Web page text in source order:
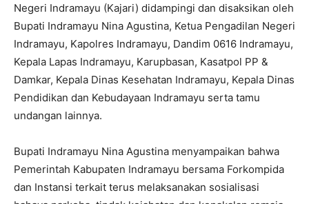
Negeri Indramayu (Kajari) didampingi dan disaksikan oleh
Bupati Indramayu Nina Agustina, Ketua Pengadilan Negeri
Indramayu, Kapolres Indramayu, Dandim 0616 Indramayu,
Kepala Lapas Indramayu, Karupbasan, Kasatpol PP &
Damkar, Kepala Dinas Kesehatan Indramayu, Kepala Dinas
Pendidikan dan Kebudayaan Indramayu serta tamu
undangan lainnya.
Bupati Indramayu Nina Agustina menyampaikan bahwa
Pemerintah Kabupaten Indramayu bersama Forkompida
dan Instansi terkait terus melaksanakan sosialisasi